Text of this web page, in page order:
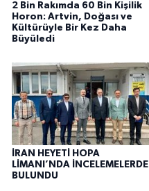
2 Bin Rakımda 60 Bin Kişilik
Horon: Artvin, Doğası ve
Kültürüyle Bir Kez Daha
Büyüledi
İRAN HEYETİ HOPA
LİMANI’NDA İNCELEMELERDE
BULUNDU